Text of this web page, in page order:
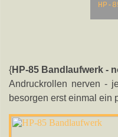
HP-
{HP-85 Bandlaufwerk -
Andruckrollen nerven -
besorgen erst einmal ein